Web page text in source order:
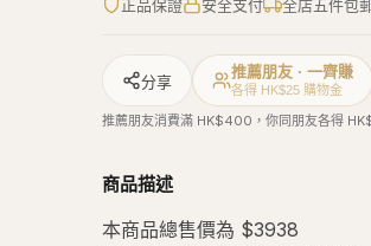
正品保證 安全支付 全店五件包
分享
推薦朋友 · 一齊賺
各得 HK$25 購物金
推薦朋友消費滿 HK$400，你同朋友各得
商品描述
本商品總售價為 $3938